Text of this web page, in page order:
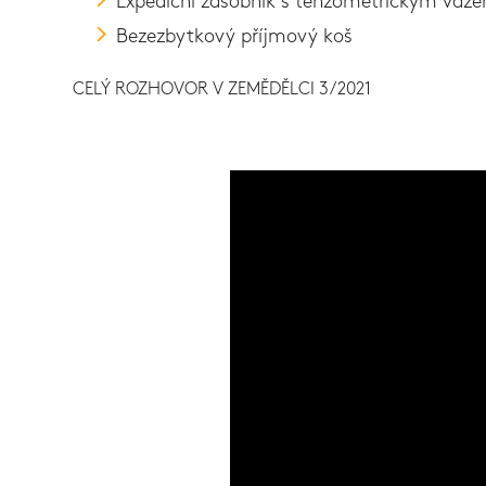
Bezezbytkový příjmový koš
CELÝ ROZHOVOR V ZEMĚDĚLCI 3/2021